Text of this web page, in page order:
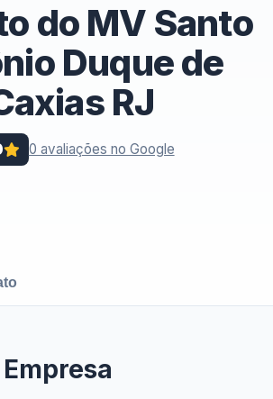
do MV Santo
Duque de
RJ
0 avaliações no Google